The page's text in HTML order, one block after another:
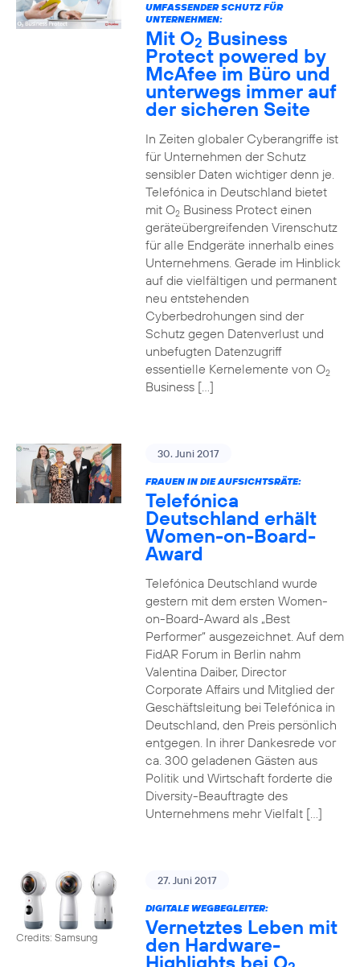
UMFASSENDER SCHUTZ FÜR
UNTERNEHMEN:
Mit O2 Business
Protect powered by
McAfee im Büro und
unterwegs immer auf
der sicheren Seite
In Zeiten globaler Cyberangriffe ist
für Unternehmen der Schutz
sensibler Daten wichtiger denn je.
Telefónica in Deutschland bietet
mit O2Business Protect einen
geräteübergreifenden Virenschutz
für alle Endgeräte innerhalb eines
Unternehmens. Gerade im Hinblick
auf die vielfältigen und permanent
neu entstehenden
Cyberbedrohungen sind der
Schutz gegen Datenverlust und
unbefugten Datenzugriff
essentielle Kernelemente von O2
Business […]
30. Juni 2017
FRAUEN IN DIE AUFSICHTSRÄTE:
Telefónica
Deutschland erhält
Women-on-Board-
Award
Telefónica Deutschland wurde
gestern mit dem ersten Women-
on-Board-Award als „Best
Performer“ ausgezeichnet. Auf dem
FidAR Forum in Berlin nahm
Valentina Daiber, Director
Corporate Affairs und Mitglied der
Geschäftsleitung bei Telefónica in
Deutschland, den Preis persönlich
entgegen. In ihrer Dankesrede vor
ca. 300 geladenen Gästen aus
Politik und Wirtschaft forderte die
Diversity-Beauftragte des
Unternehmens mehr Vielfalt […]
Credits: Samsung
27. Juni 2017
DIGITALE WEGBEGLEITER:
Vernetztes Leben mit
den Hardware-
Highlights bei O